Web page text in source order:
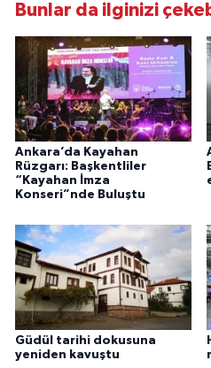
Bunlar da ilginizi
Ankara’da Kayahan
Rüzgarı: Başkentliler
“Kayahan İmza
Konseri”nde Buluştu
Güdül tarihi dokusuna
yeniden kavuştu